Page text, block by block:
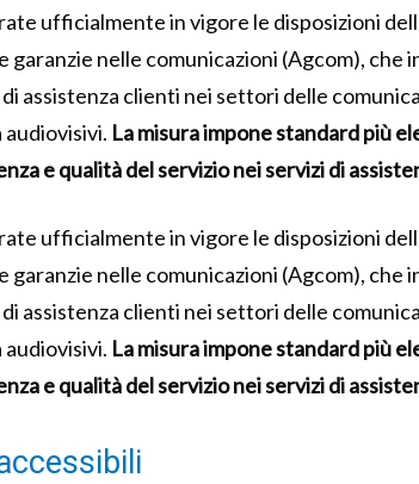
ufficialmente in vigore le disposizioni
garanzie nelle comunicazioni (Agcom), che
assistenza clienti nei settori delle
La misura impone standard più
e qualità del servizio nei servizi di
ufficialmente in vigore le disposizioni
garanzie nelle comunicazioni (Agcom), che
assistenza clienti nei settori delle
La misura impone standard più
e qualità del servizio nei servizi di